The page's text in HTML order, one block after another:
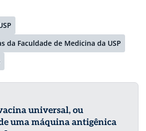
da Faculdade de Medicina da USP
universal, ou
uma máquina antigênica